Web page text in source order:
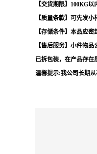
【交货期限】100KG
【质量条款】可先发小
【存储条件】本品应
【售后服务】小件物
已拆包装，在产品存在
温馨提示:我公司长期